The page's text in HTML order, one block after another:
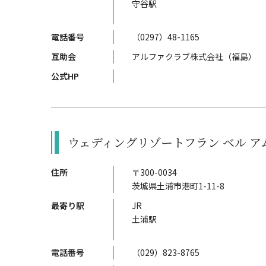
守谷駅
電話番号
（0297）48-1165
互助会
アルファクラブ株式会社（福島）
公式HP
ウェディングリゾートフラン ベル ア
住所
〒300-0034
茨城県土浦市港町1-11-8
最寄り駅
JR
土浦駅
電話番号 （029）823-8765